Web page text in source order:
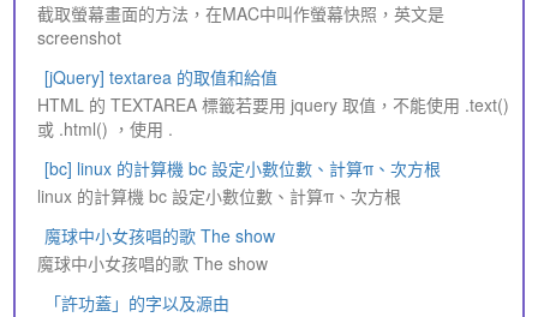
截取螢幕畫面的方法，在MAC中叫作螢幕快照，英文是
screenshot
[jQuery] textarea 的取值和給值
HTML 的 TEXTAREA 標籤若要用 jquery 取值，不能使用 .text()
或 .html() ，使用 .
[bc] linux 的計算機 bc 設定小數位數、計算π、次方根
linux 的計算機 bc 設定小數位數、計算π、次方根
魔球中小女孩唱的歌 The show
魔球中小女孩唱的歌 The show
「許功蓋」的字以及源由